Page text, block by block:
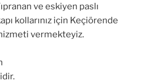
ve eskiyen paslı
kollarınız için Keçiörende
vermekteyiz.